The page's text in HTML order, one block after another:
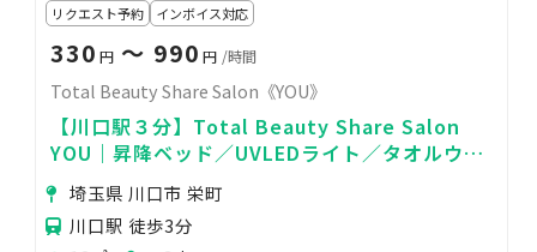
リクエスト予約 インボイス対応
330 円〜 990 円 /時間
Total Beauty Share Salon《YOU》
【川口駅３分】Total Beauty Share Salon
YOU｜昇降ベッド／UVLEDライト／タオルウォ
ーマーなどあり
埼玉県 川口市 栄町
川口駅 徒歩3分